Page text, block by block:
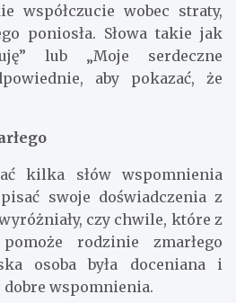
współczucie wobec straty,
poniosła. Słowa takie jak
lub „Moje serdeczne
aby pokazać, że
kilka słów wspomnienia
swoje doświadczenia z
czy chwile, które z
rodzinie zmarłego
osoba była doceniana i
dobre wspomnienia.